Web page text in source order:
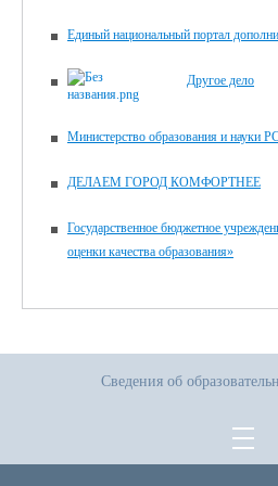
Единый национальный портал
Другое дело
Министерство образования и науки
ДЕЛАЕМ ГОРОД КОМФОРТНЕЕ
Государственное бюджетное
оценки качества образования»
Сведения об